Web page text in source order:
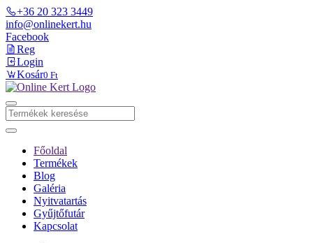
+36 20 323 3449
info@onlinekert.hu
Facebook
Reg
Login
Kosár0 Ft
Főoldal
Termékek
Blog
Galéria
Nyitvatartás
Gyűjtőfutár
Kapcsolat